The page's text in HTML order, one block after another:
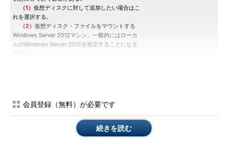
（1） 仮想ディスクに対して追加したい場合はこ
れを選択する。
（2） 仮想ディスク・ファイルをマウントする
Windows Server 2012マシン。一般的にはローカ
ルのWindows Server 2012を指定することになる
だろう。
以下にインストール・ウィザードで選択できる役割の一覧を示
しておく。これは以前のWindows Server 2008 R2とほとんど同
会員登録（無料）が必要です
続きを読む